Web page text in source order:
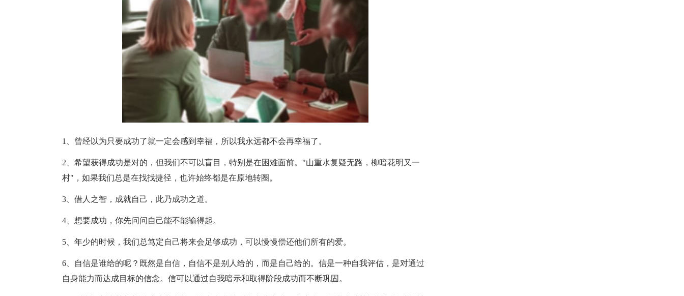
1、曾经以为只要成功了就一定会感到幸福，所以我永远都不会再幸福了。
2、希望获得成功是对的，但我们不可以盲目，特别是在困难面前。"山重水复疑无路，柳暗花明又一
村"，如果我们总是在找找捷径，也许始终都是在原地转圈。
3、借人之智，成就自己，此乃成功之道。
4、想要成功，你先问问自己能不能输得起。
5、年少的时候，我们总笃定自己将来会足够成功，可以慢慢偿还他们所有的爱。
6、自信是谁给的呢？既然是自信，自信不是别人给的，而是自己给的。信是一种自我评估，是对通过
自身能力而达成目标的信念。信可以通过自我暗示和取得阶段成功而不断巩固。